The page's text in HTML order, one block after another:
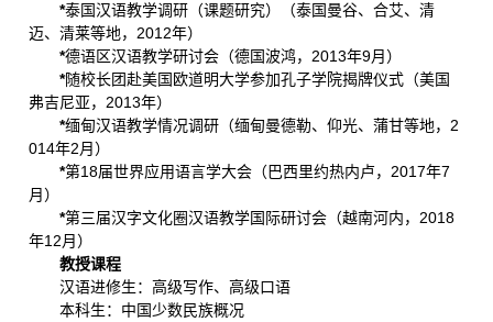
*泰国汉语教学调研（课题研究）（泰国曼谷、合艾、清
迈、清莱等地，2012年）
*德语区汉语教学研讨会（德国波鸿，2013年9月）
*随校长团赴美国欧道明大学参加孔子学院揭牌仪式（美国
弗吉尼亚，2013年）
*缅甸汉语教学情况调研（缅甸曼德勒、仰光、蒲甘等地，2
014年2月）
*第18届世界应用语言学大会（巴西里约热内卢，2017年7
月）
*第三届汉字文化圈汉语教学国际研讨会（越南河内，2018
年12月）
教授课程
汉语进修生：高级写作、高级口语
本科生：中国少数民族概况